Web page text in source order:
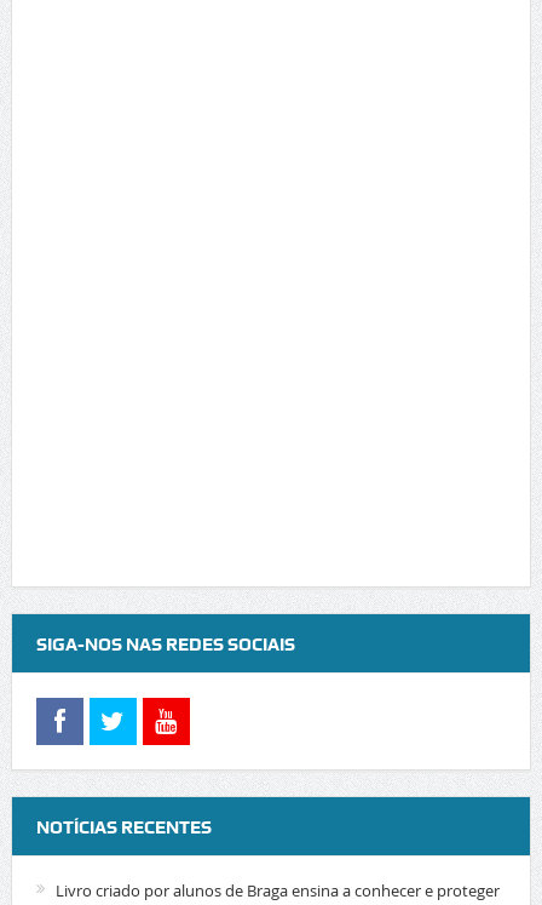
SIGA-NOS NAS REDES SOCIAIS
NOTÍCIAS RECENTES
Livro criado por alunos de Braga ensina a conhecer e proteger